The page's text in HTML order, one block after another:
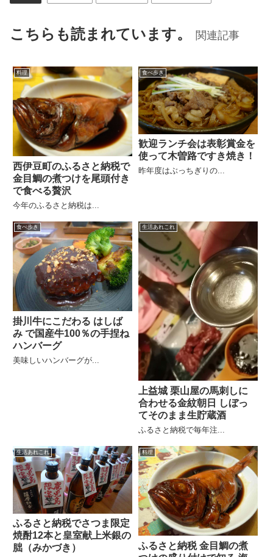
こちらも読まれています。 関連記事
料理
西伊豆町のふるさと納税で
金目鯛の煮つけを尾頭付き
で食べる贅沢
今年のふるさと納税は...
食べ歩き
歓迎ランチ会は表彰賞金を
使って木曽路ですき焼き！
昨年度はぶっちぎりの...
食べ歩き
掛川牛にこだわる はしば
み で国産牛100％の手捏ね
ハンバーグ
美味しいハンバーグが...
生活あれこれ
上益城 栗山屋の馬刺しに
合わせる金紋朝日 しぼっ
てそのまま生貯蔵酒
ふるさと納税で毎年注...
生活あれこれ
ふるさと納税でさつま限定
焼酎12本と皇室献上米銀の
朏（みかづき）
料理
ふるさと納税 金目鯛の煮